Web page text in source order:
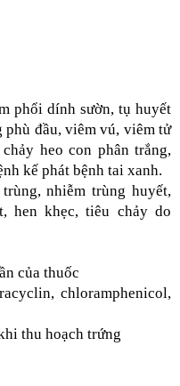
phổi dính sườn, tụ huyết
đầu, viêm vú, viêm tử
heo con phân trắng,
kế phát bệnh tai xanh.
nhiễm trùng huyết,
hen khẹc, tiêu chảy do
của thuốc
chloramphenicol,
thu hoạch trứng